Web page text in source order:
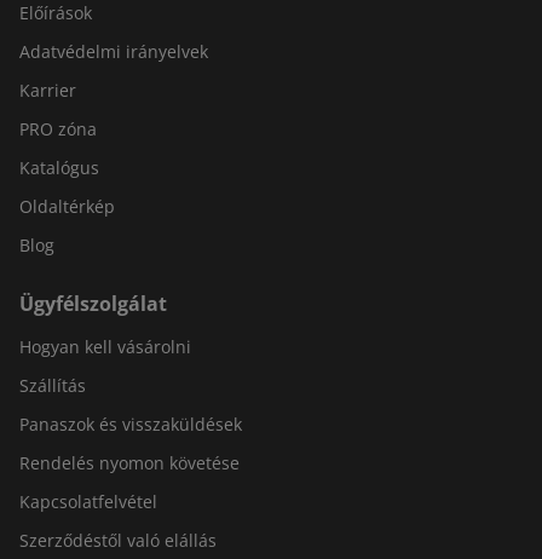
Előírások
Adatvédelmi irányelvek
Karrier
PRO zóna
Katalógus
Oldaltérkép
Blog
Ügyfélszolgálat
Hogyan kell vásárolni
Szállítás
Panaszok és visszaküldések
Rendelés nyomon követése
Kapcsolatfelvétel
Szerződéstől való elállás